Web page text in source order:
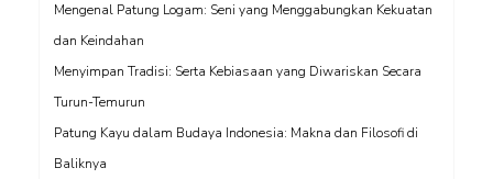
Mengenal Patung Logam: Seni yang Menggabungkan Kekuatan
dan Keindahan
Menyimpan Tradisi: Serta Kebiasaan yang Diwariskan Secara
Turun-Temurun
Patung Kayu dalam Budaya Indonesia: Makna dan Filosofi di
Baliknya